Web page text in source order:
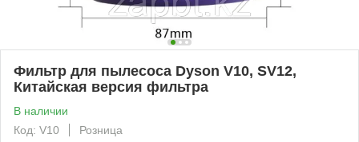
Фильтр для пылесоса Dyson V10, SV12,
Китайская версия фильтра
В наличии
Код: V10
Розница